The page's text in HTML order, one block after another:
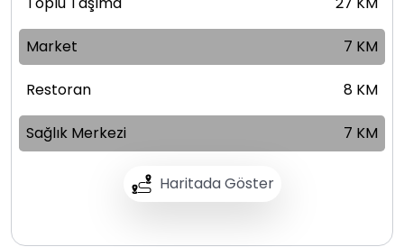
Haritada Göster
Market 7 KM
Restoran 8 KM
Sağlık Merkezi 7 KM